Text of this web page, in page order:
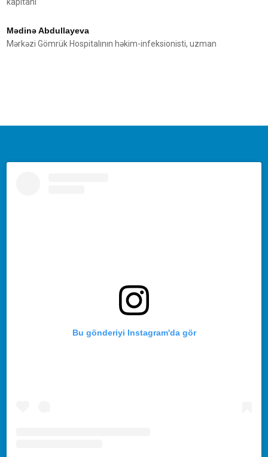
Mədinə Abdullayeva
Mərkəzi Gömrük Hospitalının həkim-infeksionisti, uzman
Bu gönderiyi Instagram'da gör